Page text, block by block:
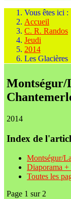
Vous êtes ici :
Accueil
C. R. Randos
Jeudi
2014
Les Glacières
Montségur/
2014
Index de
Montségur/
Diaporama +
Toutes les
Page 1 sur 2